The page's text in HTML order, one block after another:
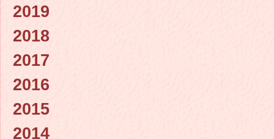
2019
2018
2017
2016
2015
2014